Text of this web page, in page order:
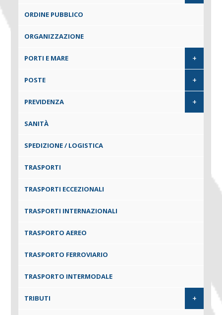
ORDINE PUBBLICO
ORGANIZZAZIONE
PORTI E MARE +
POSTE +
PREVIDENZA +
SANITÀ
SPEDIZIONE / LOGISTICA
TRASPORTI
TRASPORTI ECCEZIONALI
TRASPORTI INTERNAZIONALI
TRASPORTO AEREO
TRASPORTO FERROVIARIO
TRASPORTO INTERMODALE
TRIBUTI +